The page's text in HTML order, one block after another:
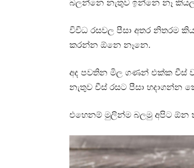
බලන්නෙ නැතුව ඉන්නෙ නෑ
විවිධ රසවල පීසා අතර නිතරම
කරන්න ඕනෙ නෑනෙ.
අද පවතින මිල ගණන් එක්ක චීස්
නැතුව චීස් රසට පීසා හදාගන්න
එහෙනම් මුලින්ම බලමු අපිට ඕන